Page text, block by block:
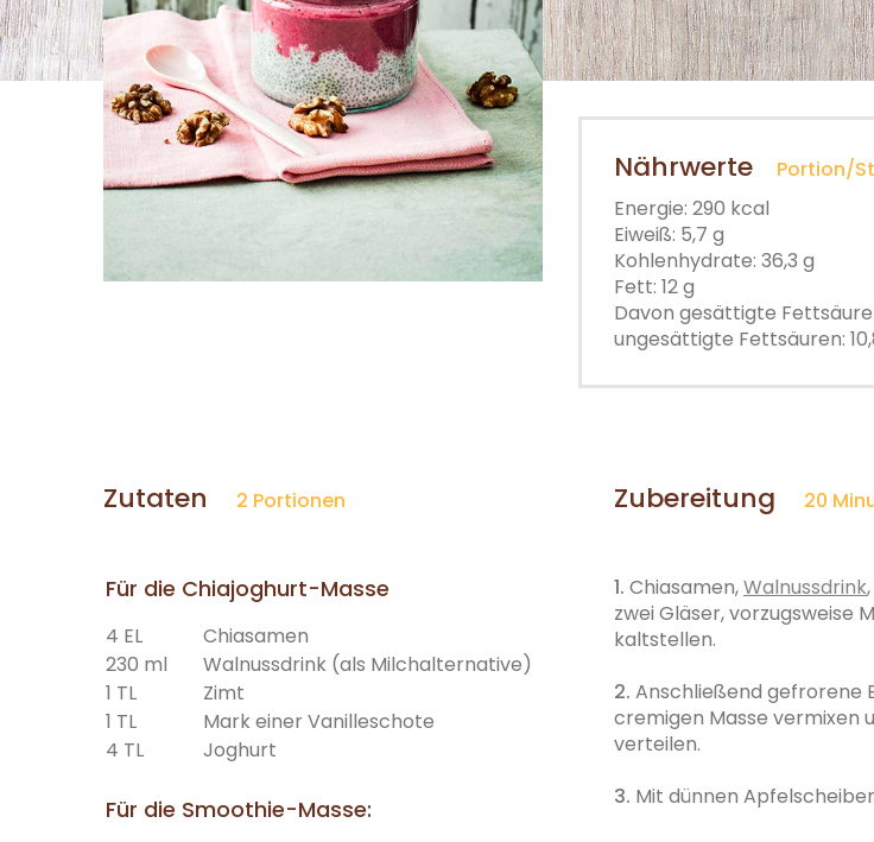
Nährwerte
Portion/
Energie: 290 kcal
Eiweiß: 5,7 g
Kohlenhydrate: 36,3 g
Fett: 12 g
Davon gesättigte
ungesättigte Fettsäuren:
Zutaten 2 Portionen
Für die Chiajoghurt-Masse
4 EL
Chiasamen
230 ml
Walnussdrink (als Milchalternative)
1 TL
Zimt
1 TL
Mark einer Vanilleschote
4 TL
Joghurt
Für die Smoothie-Masse:
Zubereitung 20
1. Chiasamen,Walnussdrink
zwei Gläser, vorzugsweise
kaltstellen.
2. Anschließend gefrorene
cremigen Masse vermixen
verteilen.
3. Mit dünnen